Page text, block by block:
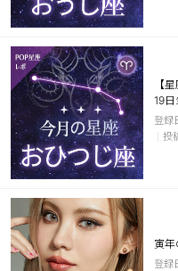
【
19
寅